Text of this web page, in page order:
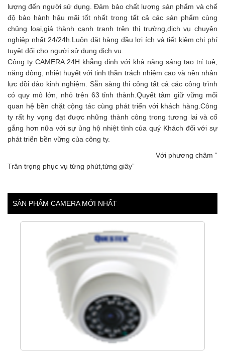
lượng đến người sử dụng. Đảm bảo chất lượng sản phẩm và chế
độ bảo hành hậu mãi tốt nhất trong tất cả các sản phẩm cùng
chủng loại,giá thành cạnh tranh trên thị trường,dịch vụ chuyên
nghiệp nhất 24/24h.Luôn đặt hàng đầu lợi ích và tiết kiệm chi phí
tuyệt đối cho người sử dụng dịch vụ.
Công ty CAMERA 24H khẳng định với khả năng sáng tạo trí tuệ,
năng động, nhiệt huyết với tinh thần trách nhiệm cao và nền nhân
lực dồi dào kinh nghiệm. Sẵn sàng thi công tất cả các công trình
có quy mô lớn, nhỏ trên 63 tỉnh thành.Quyết tâm giữ vững mối
quan hệ bền chặt cộng tác cùng phát triển với khách hàng.Công
ty rất hy vọng đạt được những thành công trong tương lai và cố
gắng hơn nữa với sự ủng hộ nhiệt tình của quý Khách đối với sự
phát triển bền vững của công ty.
Với phương châm “
Trân trọng phục vụ từng phút,từng giây”
SẢN PHẨM CAMERA MỚI NHẤT